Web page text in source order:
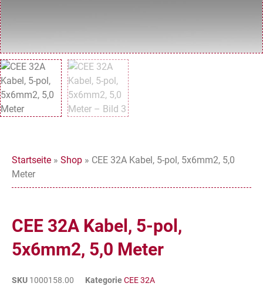
Startseite » Shop » CEE 32A Kabel, 5-pol, 5x6mm2, 5,0
Meter
CEE 32A Kabel, 5-pol,
5x6mm2, 5,0 Meter
SKU 1000158.00 KategorieCEE 32A